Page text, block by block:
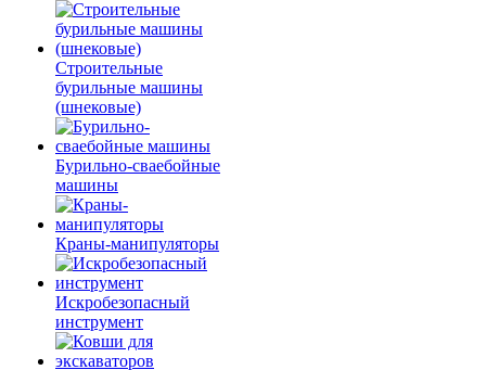
Строительные
бурильные машины
(шнековые)
Бурильно-сваебойные
машины
Краны-манипуляторы
Искробезопасный
инструмент